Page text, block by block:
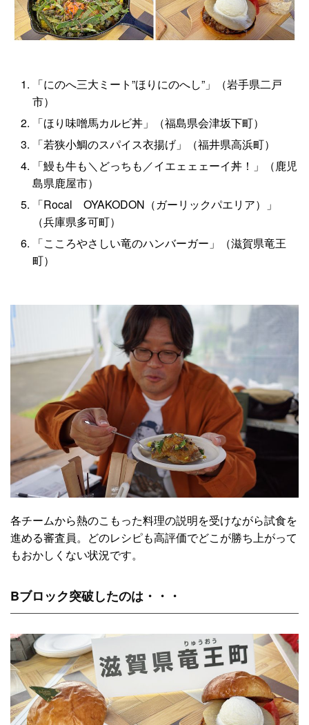
「にのへ三大ミート”ほりにのへし”」（岩手県二戸
市）
「ほり味噌馬カルビ丼」（福島県会津坂下町）
「若狭小鯛のスパイス衣揚げ」（福井県高浜町）
「鰻も牛も＼どっちも／イエェェェーイ丼！」（鹿児
島県鹿屋市）
「Rocal OYAKODON（ガーリックパエリア）」
（兵庫県多可町）
「こころやさしい竜のハンバーガー」（滋賀県竜王
町）
各チームから熱のこもった料理の説明を受けながら試食を
進める審査員。どのレシピも高評価でどこが勝ち上がって
もおかしくない状況です。
Bブロック突破したのは・・・